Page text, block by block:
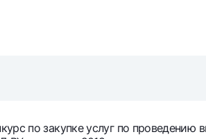
по закупке услуг по